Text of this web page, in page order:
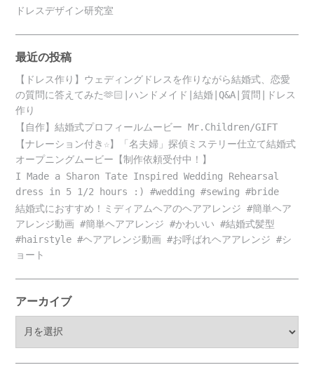
ドレスデザイン研究室
最近の投稿
【ドレス作り】ウェディングドレスを作りながら結婚式、恋愛
の質問に答えてみた🫶🏻|ハンドメイド|結婚|Q&A|質問|ドレス
作り
【自作】結婚式プロフィールムービー Mr.Children/GIFT
【ナレーション付き☆】「名夫婦」探偵ミステリー仕立て結婚式
オープニングムービー【制作依頼受付中！】
I Made a Sharon Tate Inspired Wedding Rehearsal
dress in 5 1/2 hours :) #wedding #sewing #bride
結婚式におすすめ！ミディアムヘアのヘアアレンジ #簡単ヘア
アレンジ動画 #簡単ヘアアレンジ #かわいい #結婚式髪型
#hairstyle #ヘアアレンジ動画 #お呼ばれヘアアレンジ #シ
ョート
アーカイブ